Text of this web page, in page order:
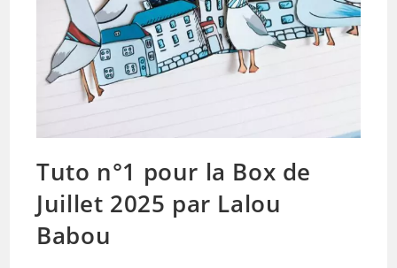
Tuto n°1 pour la Box de
Juillet 2025 par Lalou
Babou